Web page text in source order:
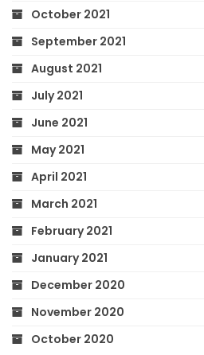
October 2021
September 2021
August 2021
July 2021
June 2021
May 2021
April 2021
March 2021
February 2021
January 2021
December 2020
November 2020
October 2020